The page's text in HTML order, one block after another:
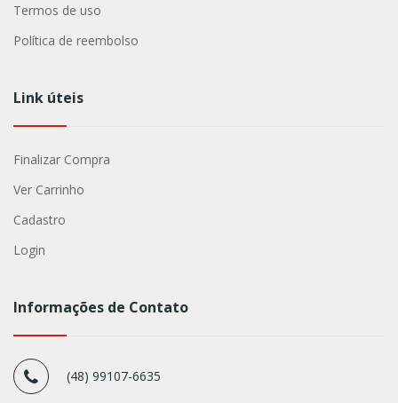
Termos de uso
Política de reembolso
Link úteis
Finalizar Compra
Ver Carrinho
Cadastro
Login
Informações de Contato
(48) 99107-6635